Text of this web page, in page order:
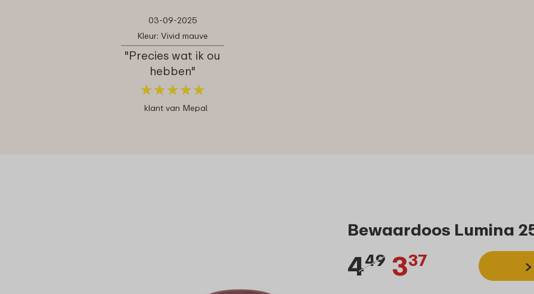
03-09-2025
Kleur: Vivid mauve
"Precies wat ik ou
hebben"
★★★★★
★★★★★
klant van Mepal
Bewaardoos Lumina
449 337